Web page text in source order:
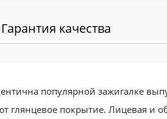
Гарантия качества
популярной зажигалке
покрытие. Лицевая и